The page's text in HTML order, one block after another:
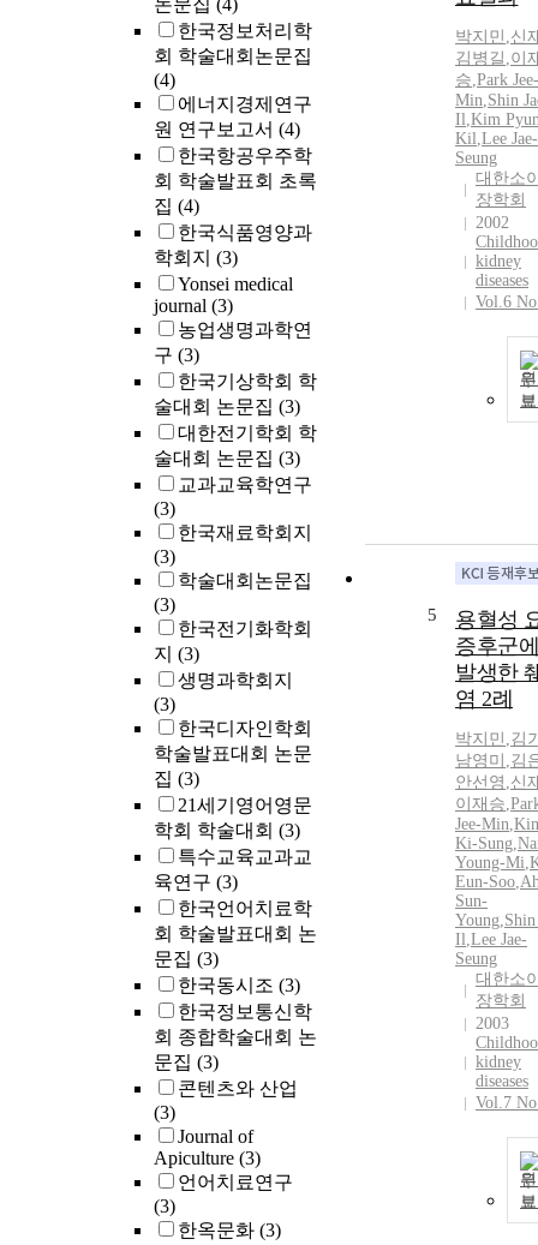
논문집 (4)
한국정보처리학
회 학술대회논문집
(4)
에너지경제연구
원 연구보고서 (4)
한국항공우주학
회 학술발표회 초록
집 (4)
한국식품영양과
학회지 (3)
Yonsei medical
journal (3)
농업생명과학연
구 (3)
한국기상학회 학
술대회 논문집 (3)
대한전기학회 학
술대회 논문집 (3)
교과교육학연구
(3)
한국재료학회지
(3)
학술대회논문집
(3)
한국전기화학회
지 (3)
생명과학회지
(3)
한국디자인학회
학술발표대회 논문
집 (3)
21세기영어영문
학회 학술대회 (3)
특수교육교과교
육연구 (3)
한국언어치료학
회 학술발표대회 논
문집 (3)
한국동시조 (3)
한국정보통신학
회 종합학술대회 논
문집 (3)
콘텐츠와 산업
(3)
Journal of
Apiculture (3)
언어치료연구
(3)
한옥문화 (3)
박지민 ,신
김병길 ,이
승,Park Jee-
Min,Shin
Il,Kim
Kil,Lee Jae-
Seung
대한소
장학회
2002
kidney
diseases
Vol.6
5
용혈성
증후군
발생한
염 2례
박지민 ,김
남영미 ,김
안선영 ,신
이재승,
Jee-Min,
Ki-Sung,
Young-Mi,
Eun-Soo,
Sun-
Young,Shin
Il,Lee Jae-
Seung
대한소
장학회
2003
kidney
diseases
Vol.7